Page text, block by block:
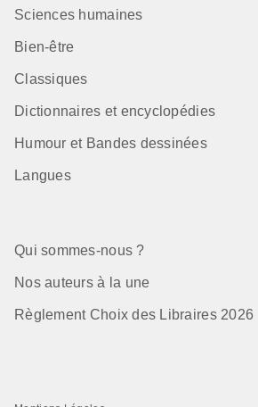
Sciences humaines
Bien-être
Classiques
Dictionnaires et encyclopédies
Humour et Bandes dessinées
Langues
Qui sommes-nous ?
Nos auteurs à la une
Règlement Choix des Libraires 2026